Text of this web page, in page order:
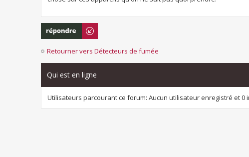
Répondre
Retourner vers Détecteurs de fumée
Qui est en ligne
Utilisateurs parcourant ce forum: Aucun utilisateur enregistré et 0